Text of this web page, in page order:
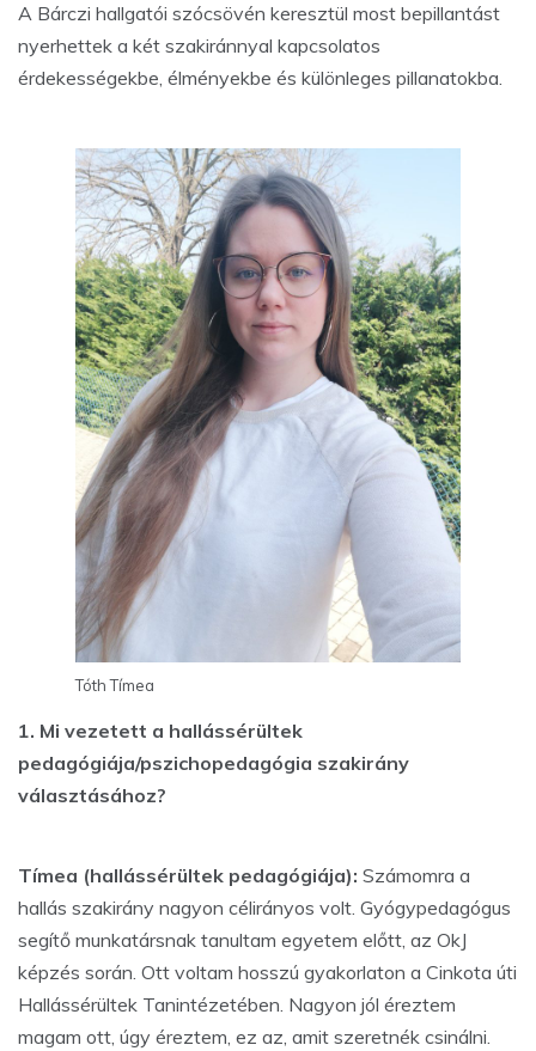
A Bárczi hallgatói szócsövén keresztül most bepillantást
nyerhettek a két szakiránnyal kapcsolatos
érdekességekbe, élményekbe és különleges pillanatokba.
Tóth Tímea
1. Mi vezetett a hallássérültek
pedagógiája/pszichopedagógia szakirány
választásához?
Tímea (hallássérültek pedagógiája): Számomra a
hallás szakirány nagyon célirányos volt. Gyógypedagógus
segítő munkatársnak tanultam egyetem előtt, az OkJ
képzés során. Ott voltam hosszú gyakorlaton a Cinkota úti
Hallássérültek Tanintézetében. Nagyon jól éreztem
magam ott, úgy éreztem, ez az, amit szeretnék csinálni.